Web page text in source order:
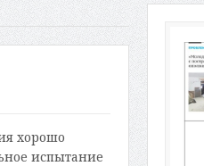
хорошо
испытание